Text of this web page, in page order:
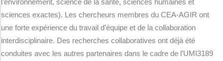
sciences exactes). Les chercheurs membres du CEA-AGIR ont
une forte expérience du travail d’équipe et de la collaboration
interdisciplinaire. Des recherches collaboratives ont déjà été
conduites avec les autres partenaires dans le cadre de l’UMI3189